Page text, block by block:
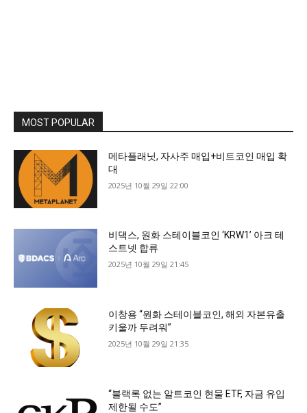
MOST POPULAR
메타플래닛, 자사주 매입+비트코인 매입 확
대
2025년 10월 29일 22:00
비댁스, 원화 스테이블코인 ‘KRW1’ 아크 테
스트넷 합류
2025년 10월 29일 21:45
이창용 “원화 스테이블코인, 해외 자본유출
키울까 두려워”
2025년 10월 29일 21:35
“블랙록 없는 알트코인 현물 ETF, 자금 유입
제한될 수도”